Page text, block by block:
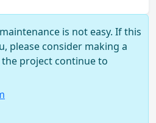
is not easy. If this
please consider making a
project continue to